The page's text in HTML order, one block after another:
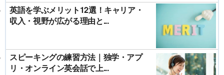
英語を学ぶメリット12選！キャリア・
収入・視野が広がる理由と...
スピーキングの練習方法｜独学・アプ
リ・オンライン英会話で上...